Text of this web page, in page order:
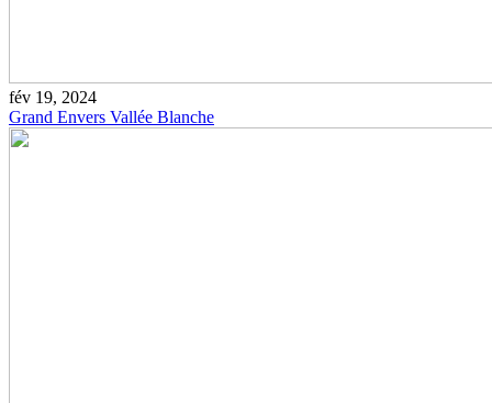
fév 19, 2024
Grand Envers Vallée Blanche